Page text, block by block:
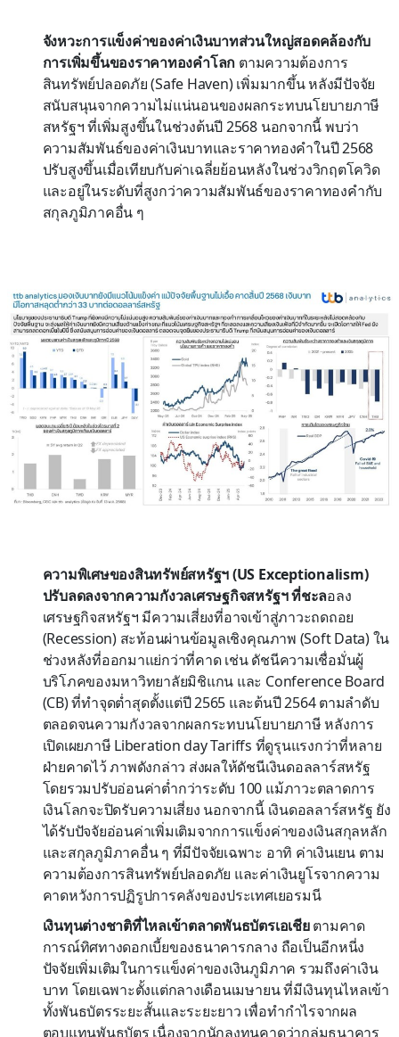
จังหวะการแข็งค่าของค่าเงินบาทส่วนใหญ่สอดคล้องกับ
การเพิ่มขึ้นของราคาทองคำโลก ตามความต้องการ
สินทรัพย์ปลอดภัย (Safe Haven) เพิ่มมากขึ้น หลังมีปัจจัย
สนับสนุนจากความไม่แน่นอนของผลกระทบนโยบายภาษี
สหรัฐฯ ที่เพิ่มสูงขึ้นในช่วงต้นปี 2568 นอกจากนี้ พบว่า
ความสัมพันธ์ของค่าเงินบาทและราคาทองคำในปี 2568
ปรับสูงขึ้นเมื่อเทียบกับค่าเฉลี่ยย้อนหลังในช่วงวิกฤตโควิด
และอยู่ในระดับที่สูงกว่าความสัมพันธ์ของราคาทองคำกับ
สกุลภูมิภาคอื่น ๆ
ความพิเศษของสินทรัพย์สหรัฐฯ (US Exceptionalism)
ปรับลดลงจากความกังวลเศรษฐกิจสหรัฐฯ ที่ชะลอลง
เศรษฐกิจสหรัฐฯ มีความเสี่ยงที่อาจเข้าสู่ภาวะถดถอย
(Recession) สะท้อนผ่านข้อมูลเชิงคุณภาพ (Soft Data) ใน
ช่วงหลังที่ออกมาแย่กว่าที่คาด เช่น ดัชนีความเชื่อมั่นผู้
บริโภคของมหาวิทยาลัยมิชิแกน และ Conference Board
(CB) ที่ทำจุดต่ำสุดตั้งแต่ปี 2565 และต้นปี 2564 ตามลำดับ
ตลอดจนความกังวลจากผลกระทบนโยบายภาษี หลังการ
เปิดเผยภาษี Liberation day Tariffs ที่ดูรุนแรงกว่าที่หลาย
ฝ่ายคาดไว้ ภาพดังกล่าว ส่งผลให้ดัชนีเงินดอลลาร์สหรัฐ
โดยรวมปรับอ่อนค่าต่ำกว่าระดับ 100 แม้ภาวะตลาดการ
เงินโลกจะปิดรับความเสี่ยง นอกจากนี้ เงินดอลลาร์สหรัฐ ยัง
ได้รับปัจจัยอ่อนค่าเพิ่มเติมจากการแข็งค่าของเงินสกุลหลัก
และสกุลภูมิภาคอื่น ๆ ที่มีปัจจัยเฉพาะ อาทิ ค่าเงินเยน ตาม
ความต้องการสินทรัพย์ปลอดภัย และค่าเงินยูโรจากความ
คาดหวังการปฏิรูปการคลังของประเทศเยอรมนี
เงินทุนต่างชาติที่ไหลเข้าตลาดพันธบัตรเอเชียตามคาด
การณ์ทิศทางดอกเบี้ยของธนาคารกลาง ถือเป็นอีกหนี่ง
ปัจจัยเพิ่มเติมในการแข็งค่าของเงินภูมิภาค รวมถึงค่าเงิน
บาท โดยเฉพาะตั้งแต่กลางเดือนเมษายน ที่มีเงินทุนไหลเข้า
ทั้งพันธบัตรระยะสั้นและระยะยาว เพื่อทำกำไรจากผล
ตอบแทนพันธบัตร เนื่องจากนักลงทุนคาดว่ากลุ่มธนาคาร